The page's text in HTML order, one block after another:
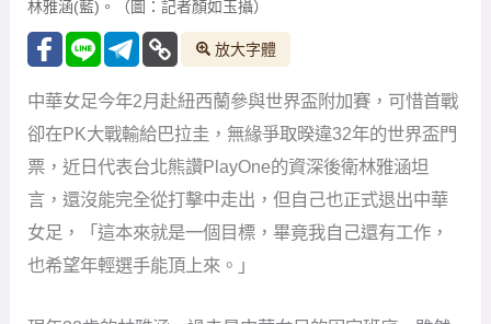
林雅涵(藍)。（圖：記者顏如玉攝）
放大字體
中華女足今年2月赴紐西蘭參與世界盃附加賽，可惜首戰
卻在PK大戰輸給巴拉圭，無緣爭取暌違32年的世界盃門
票，近日代表台北熊讚PlayOne的資深後衛林雅涵坦
言，還沒能完全從打擊中走出，但自己也正式退出中華
女足，「這本來就是一個目標，畢竟我自己還有工作，
也希望年輕選手能頂上來。」